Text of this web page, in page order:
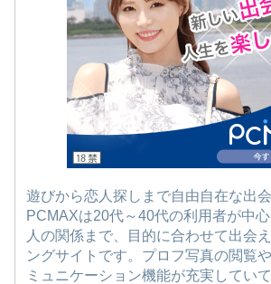
遊びから恋人探しまで自由自在な出
PCMAXは20代～40代の利用者が中
人の関係まで、目的に合わせて出会
ングサイトです。プロフ写真の閲覧
ミュニケーション機能が充実してい